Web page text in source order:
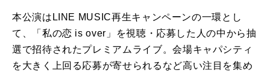
本公演はLINE MUSIC再生キャンペーンの一環とし
て、「私の恋 is over」を視聴・応募した人の中から抽
選で招待されたプレミアムライブ。会場キャパシティ
を大きく上回る応募が寄せられるなど高い注目を集め